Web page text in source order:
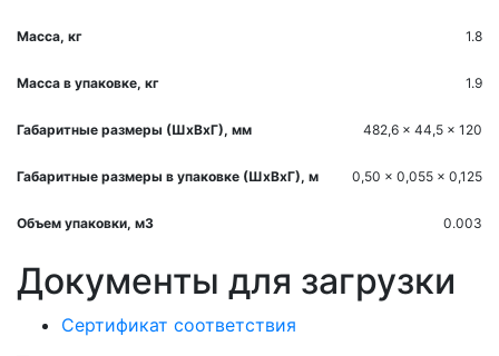
Масса, кг 1.8
Масса в упаковке, кг 1.9
Габаритные размеры (ШхВхГ), мм 482,6 x 44,5 x 120
Габаритные размеры в упаковке (ШхВхГ), м 0,50 x 0,055 x 0,125
Объем упаковки, м3 0.003
Документы для загрузки
Сертификат соответствия